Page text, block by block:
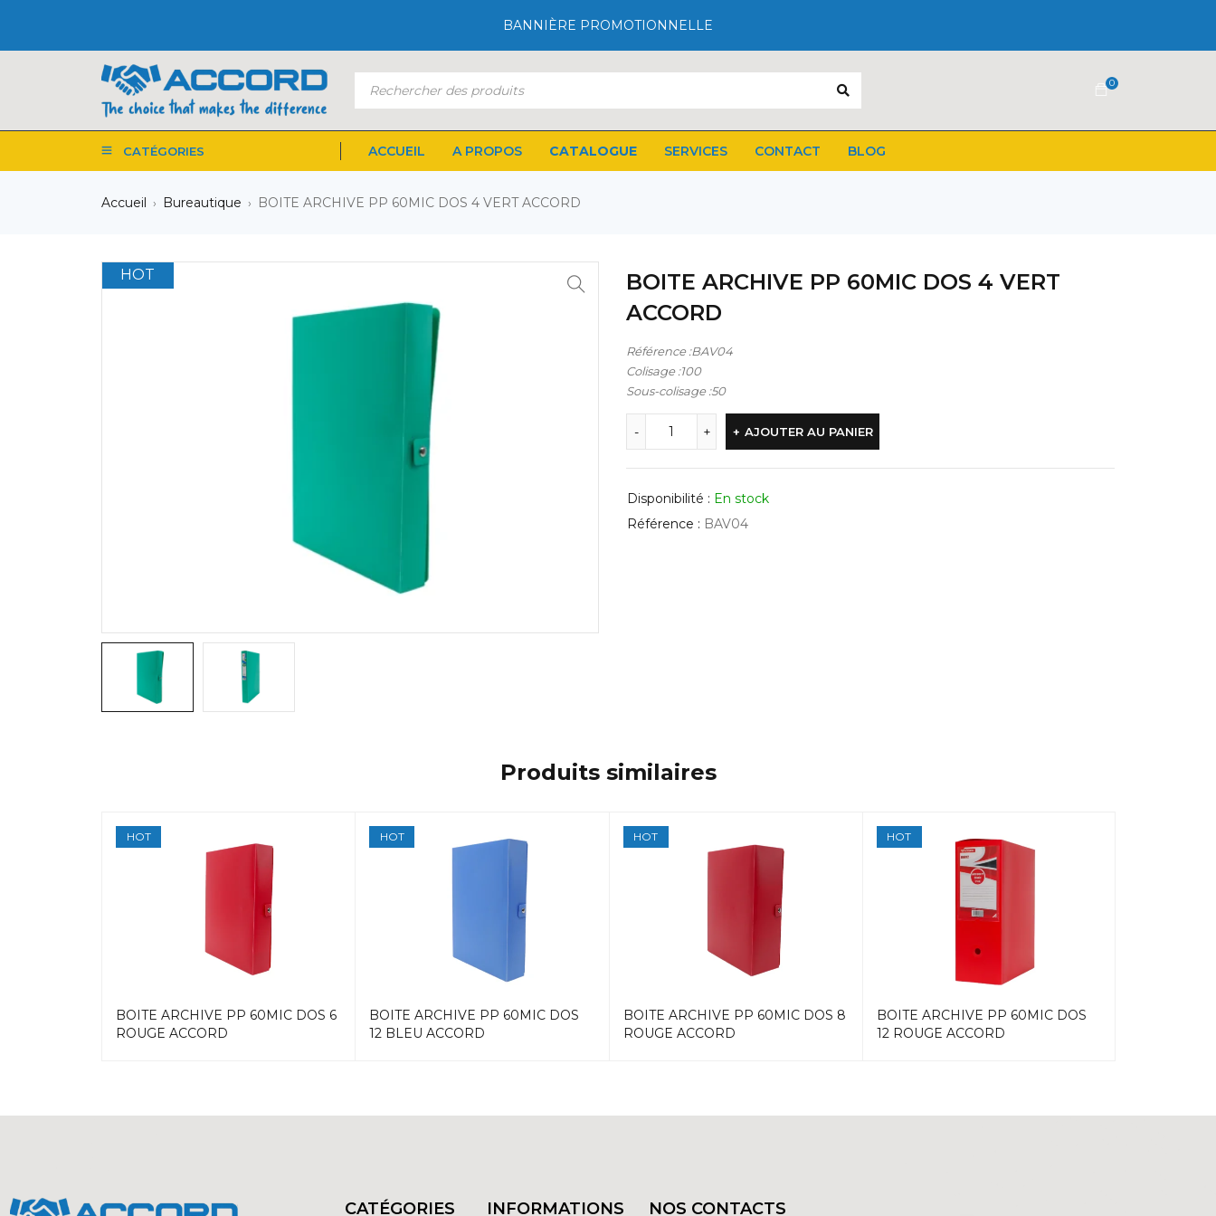
BANNIÈRE PROMOTIONNELLE
0
CATÉGORIES ACCUEIL A PROPOS CATALOGUE SERVICES CONTACT BLOG
Accueil › Bureautique › BOITE ARCHIVE PP 60MIC DOS 4 VERT ACCORD
HOT
BOITE ARCHIVE PP 60MIC DOS 4 VERT
ACCORD
Référence :BAV04
Colisage :100
Sous-colisage :50
AJOUTER AU PANIER
Disponibilité : En stock
Référence : BAV04
Produits similaires
HOT
BOITE ARCHIVE PP 60MIC DOS 6
ROUGE ACCORD
HOT
BOITE ARCHIVE PP 60MIC DOS
12 BLEU ACCORD
HOT
BOITE ARCHIVE PP 60MIC DOS 8
ROUGE ACCORD
HOT
BOITE ARCHIVE PP 60MIC DOS
12 ROUGE ACCORD
CATÉGORIES INFORMATIONS NOS CONTACTS